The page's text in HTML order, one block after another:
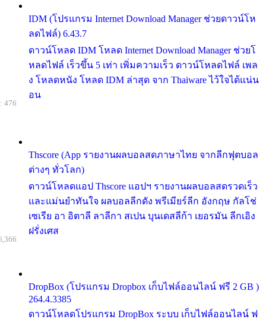
IDM (โปรแกรม Internet Download Manager ช่วยดาวน์โห
ลดไฟล์) 6.43.7
ดาวน์โหลด IDM โหลด Internet Download Manager ช่วยโ
หลดไฟล์ เร็วขึ้น 5 เท่า เพิ่มความเร็ว ดาวน์โหลดไฟล์ เพล
ง โหลดหนัง โหลด IDM ล่าสุด จาก Thaiware ไว้ใจได้แน่น
อน
Thscore (App รายงานผลบอลสดภาษาไทย จากลีกฟุตบอล
ต่างๆ ทั่วโลก)
ดาวน์โหลดแอป Thscore แอปฯ รายงานผลบอลสดรวดเร็ว
และแม่นยำทันใจ ผลบอลลีกดัง พรีเมียร์ลีก อังกฤษ กัลโช่
เซเรีย อา อิตาลี ลาลีกา สเปน บุนเดสลีก้า เยอรมัน ลีกเอิง
ฝรั่งเศส
476
DropBox (โปรแกรม Dropbox เก็บไฟล์ออนไลน์ ฟรี 2 GB )
264.4.3385
ดาวน์โหลดโปรแกรม DropBox ระบบ เก็บไฟล์ออนไลน์ ฟ